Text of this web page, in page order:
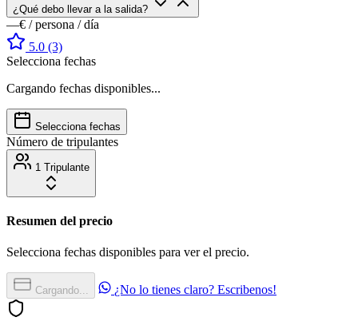
¿Qué debo llevar a la salida?
—€ / persona / día
5.0 (3)
Selecciona fechas
Cargando fechas disponibles...
Selecciona fechas
Número de tripulantes
1 Tripulante
Resumen del precio
Selecciona fechas disponibles para ver el precio.
Cargando... ¿No lo tienes claro? Escribenos!